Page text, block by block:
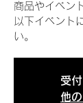
商品やイベン
以下イベント
い。
受
他